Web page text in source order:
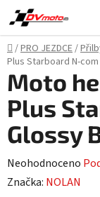
Přejít
na
obsah
Domů
/PRO JEZDCE/
Plus Starboard N-
Moto
Plus
Glossy
Průměrné
hodnocení
Neohodnoceno
Značka: NOLAN